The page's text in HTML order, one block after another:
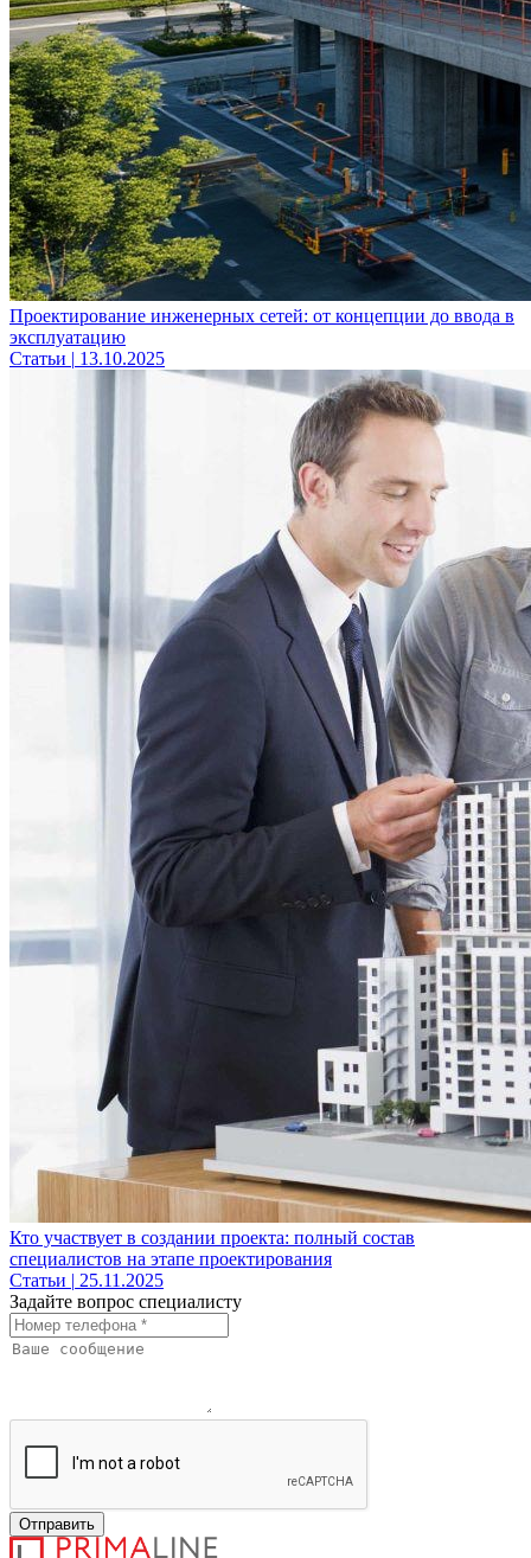
Проектирование инженерных сетей: от концепции до ввода в
эксплуатацию
Статьи | 13.10.2025
Кто участвует в создании проекта: полный состав
специалистов на этапе проектирования
Статьи | 25.11.2025
Задайте вопрос специалисту
Отправить